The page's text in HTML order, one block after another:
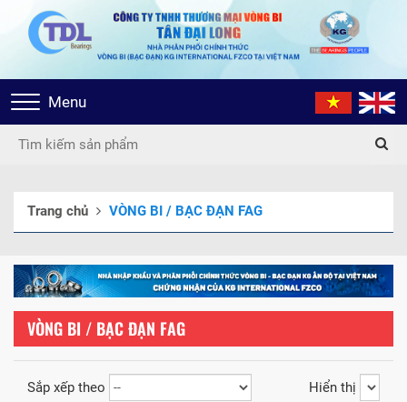
Toggle
navigation
Menu
Trang chủ VÒNG BI / BẠC ĐẠN FAG
VÒNG BI / BẠC ĐẠN FAG
Sắp xếp theo Hiển thị